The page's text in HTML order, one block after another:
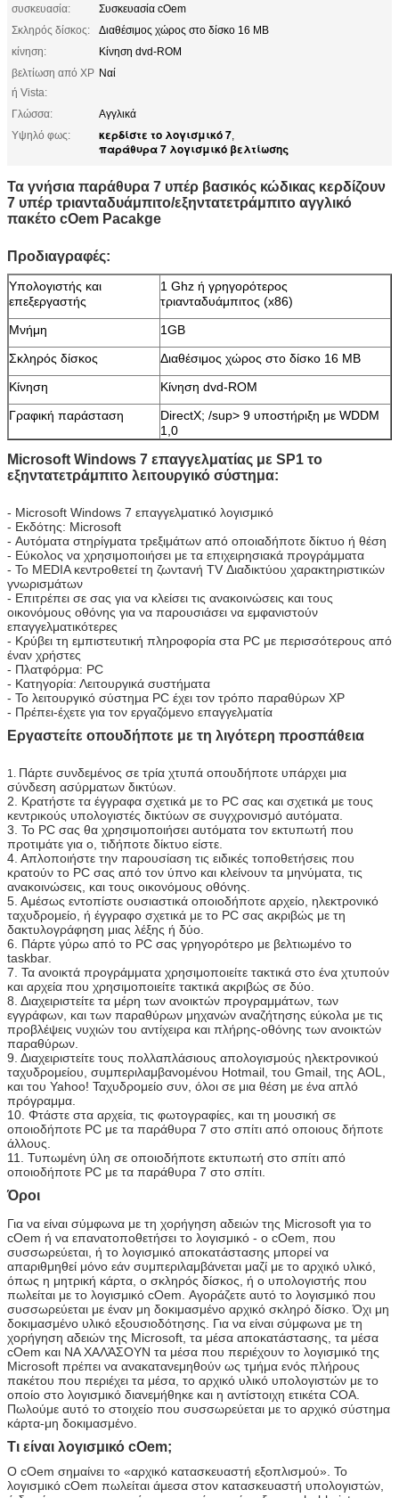
συσκευασία:
Συσκευασία cOem
Σκληρός δίσκος:
Διαθέσιμος χώρος στο δίσκο 16 ΜΒ
κίνηση:
Κίνηση dvd-ROM
βελτίωση από XP
ή Vista:
Ναί
Γλώσσα:
Αγγλικά
Υψηλό φως:
κερδίστε το λογισμικό 7,
παράθυρα 7 λογισμικό βελτίωσης
Τα γνήσια παράθυρα 7 υπέρ βασικός κώδικας κερδίζουν
7 υπέρ τριανταδυάμπιτο/εξηντατετράμπιτο αγγλικό
πακέτο cOem Pacakge
Προδιαγραφές:
Υπολογιστής και
επεξεργαστής
1 Ghz ή γρηγορότερος
τριανταδυάμπιτος (x86)
Μνήμη
1GB
Σκληρός δίσκος
Διαθέσιμος χώρος στο δίσκο 16 ΜΒ
Κίνηση
Κίνηση dvd-ROM
Γραφική παράσταση
DirectX; /sup> 9 υποστήριξη με WDDM
1,0
Microsoft Windows 7 επαγγελματίας με SP1 το
εξηντατετράμπιτο λειτουργικό σύστημα:
- Microsoft Windows 7 επαγγελματικό λογισμικό
- Εκδότης: Microsoft
- Αυτόματα στηρίγματα τρεξιμάτων από οποιαδήποτε δίκτυο ή θέση
- Εύκολος να χρησιμοποιήσει με τα επιχειρησιακά προγράμματα
- Το MEDIA κεντροθετεί τη ζωντανή TV Διαδικτύου χαρακτηριστικών
γνωρισμάτων
- Επιτρέπει σε σας για να κλείσει τις ανακοινώσεις και τους
οικονόμους οθόνης για να παρουσιάσει να εμφανιστούν
επαγγελματικότερες
- Κρύβει τη εμπιστευτική πληροφορία στα PC με περισσότερους από
έναν χρήστες
- Πλατφόρμα: PC
- Κατηγορία: Λειτουργικά συστήματα
- Το λειτουργικό σύστημα PC έχει τον τρόπο παραθύρων XP
- Πρέπει-έχετε για τον εργαζόμενο επαγγελματία
Εργαστείτε οπουδήποτε με τη λιγότερη προσπάθεια
1. Πάρτε συνδεμένος σε τρία χτυπά οπουδήποτε υπάρχει μια
σύνδεση ασύρματων δικτύων.
2. Κρατήστε τα έγγραφα σχετικά με το PC σας και σχετικά με τους
κεντρικούς υπολογιστές δικτύων σε συγχρονισμό αυτόματα.
3. Το PC σας θα χρησιμοποιήσει αυτόματα τον εκτυπωτή που
προτιμάτε για ο, τιδήποτε δίκτυο είστε.
4. Απλοποιήστε την παρουσίαση τις ειδικές τοποθετήσεις που
κρατούν το PC σας από τον ύπνο και κλείνουν τα μηνύματα, τις
ανακοινώσεις, και τους οικονόμους οθόνης.
5. Αμέσως εντοπίστε ουσιαστικά οποιοδήποτε αρχείο, ηλεκτρονικό
ταχυδρομείο, ή έγγραφο σχετικά με το PC σας ακριβώς με τη
δακτυλογράφηση μιας λέξης ή δύο.
6. Πάρτε γύρω από το PC σας γρηγορότερο με βελτιωμένο το
taskbar.
7. Τα ανοικτά προγράμματα χρησιμοποιείτε τακτικά στο ένα χτυπούν
και αρχεία που χρησιμοποιείτε τακτικά ακριβώς σε δύο.
8. Διαχειριστείτε τα μέρη των ανοικτών προγραμμάτων, των
εγγράφων, και των παραθύρων μηχανών αναζήτησης εύκολα με τις
προβλέψεις νυχιών του αντίχειρα και πλήρης-οθόνης των ανοικτών
παραθύρων.
9. Διαχειριστείτε τους πολλαπλάσιους απολογισμούς ηλεκτρονικού
ταχυδρομείου, συμπεριλαμβανομένου Hotmail, του Gmail, της AOL,
και του Yahoo! Ταχυδρομείο συν, όλοι σε μια θέση με ένα απλό
πρόγραμμα.
10. Φτάστε στα αρχεία, τις φωτογραφίες, και τη μουσική σε
οποιοδήποτε PC με τα παράθυρα 7 στο σπίτι από οποιους δήποτε
άλλους.
11. Τυπωμένη ύλη σε οποιοδήποτε εκτυπωτή στο σπίτι από
οποιοδήποτε PC με τα παράθυρα 7 στο σπίτι.
Όροι
Για να είναι σύμφωνα με τη χορήγηση αδειών της Microsoft για το
cOem ή να επανατοποθετήσει το λογισμικό - ο cOem, που
συσσωρεύεται, ή το λογισμικό αποκατάστασης μπορεί να
απαριθμηθεί μόνο εάν συμπεριλαμβάνεται μαζί με το αρχικό υλικό,
όπως η μητρική κάρτα, ο σκληρός δίσκος, ή ο υπολογιστής που
πωλείται με το λογισμικό cOem. Αγοράζετε αυτό το λογισμικό που
συσσωρεύεται με έναν μη δοκιμασμένο αρχικό σκληρό δίσκο. Όχι μη
δοκιμασμένο υλικό εξουσιοδότησης. Για να είναι σύμφωνα με τη
χορήγηση αδειών της Microsoft, τα μέσα αποκατάστασης, τα μέσα
cOem και ΝΑ ΧΑΛΆΣΟΥΝ τα μέσα που περιέχουν το λογισμικό της
Microsoft πρέπει να ανακατανεμηθούν ως τμήμα ενός πλήρους
πακέτου που περιέχει τα μέσα, το αρχικό υλικό υπολογιστών με το
οποίο στο λογισμικό διανεμήθηκε και η αντίστοιχη ετικέτα COA.
Πωλούμε αυτό το στοιχείο που συσσωρεύεται με το αρχικό σύστημα
κάρτα-μη δοκιμασμένο.
Τι είναι λογισμικό cOem;
Ο cOem σημαίνει το «αρχικό κατασκευαστή εξοπλισμού». Το
λογισμικό cOem πωλείται άμεσα στον κατασκευαστή υπολογιστών,